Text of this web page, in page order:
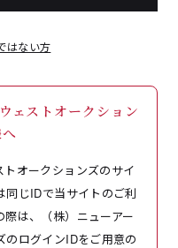
はない方
ェストオークション
トオークションズのサイ
同じIDで当サイトのご利
は、（株）ニューアー
のログインIDをご用意の